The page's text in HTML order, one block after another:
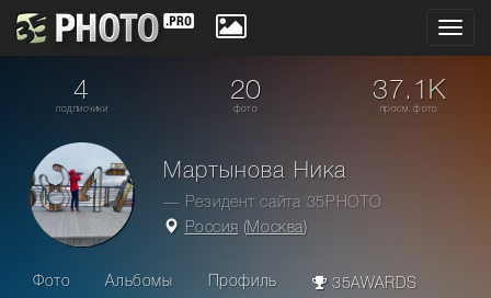
4
подписчики
20
фото
37.1K
просм. фото
Мартынова Ника
— Резидент сайта 35PHOTO
Россия (Москва)
Фото Альбомы Профиль 35AWARDS